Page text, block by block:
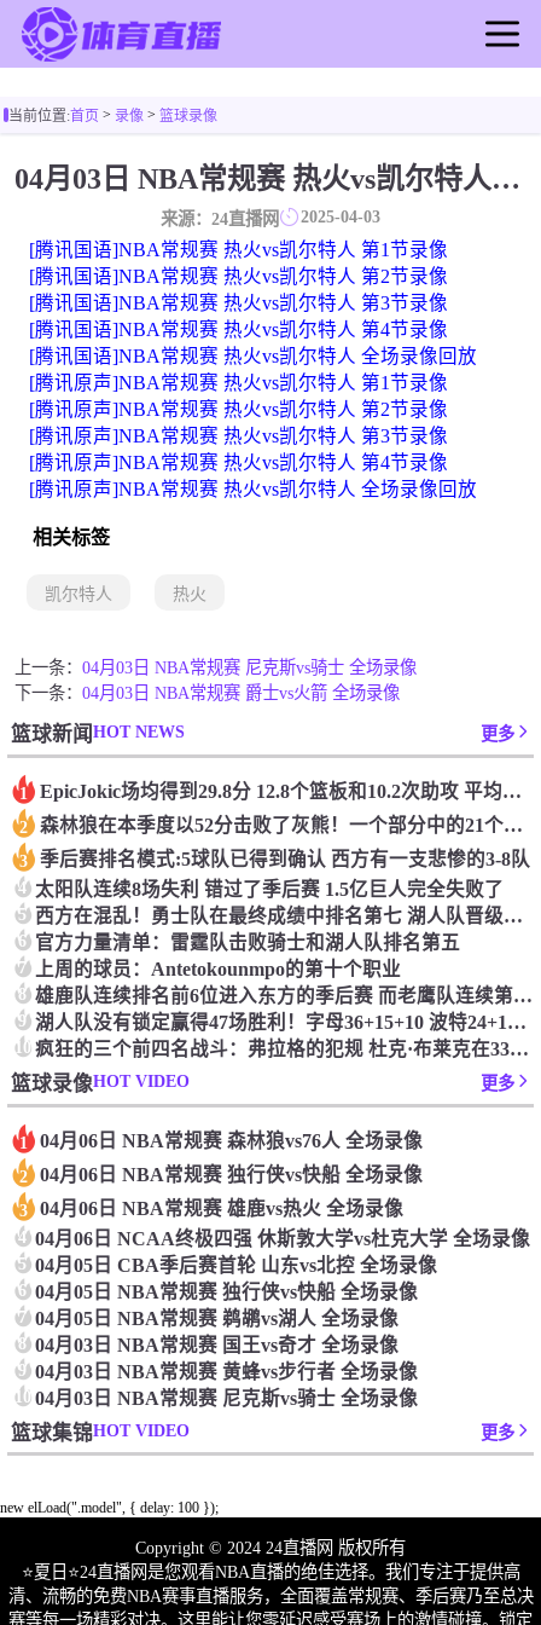
足球直播
足球录像
足球新闻
篮球新闻
当前位置:首页> 录像 > 篮球录像
04月03日 NBA常规赛 热火vs凯尔特人 全场录像
来源：24直播网 2025-04-03
[腾讯国语]NBA常规赛 热火vs凯尔特人 第1节录像
[腾讯国语]NBA常规赛 热火vs凯尔特人 第2节录像
[腾讯国语]NBA常规赛 热火vs凯尔特人 第3节录像
[腾讯国语]NBA常规赛 热火vs凯尔特人 第4节录像
[腾讯国语]NBA常规赛 热火vs凯尔特人 全场录像回放
[腾讯原声]NBA常规赛 热火vs凯尔特人 第1节录像
[腾讯原声]NBA常规赛 热火vs凯尔特人 第2节录像
[腾讯原声]NBA常规赛 热火vs凯尔特人 第3节录像
[腾讯原声]NBA常规赛 热火vs凯尔特人 第4节录像
[腾讯原声]NBA常规赛 热火vs凯尔特人 全场录像回放
相关标签
凯尔特人 热火
上一条： 04月03日 NBA常规赛 尼克斯vs骑士 全场录像
下一条： 04月03日 NBA常规赛 爵士vs火箭 全场录像
篮球新闻HOT NEWS 更多
1 Epic️Jokic场均得到29.8分 12.8个篮板和10.2次助攻 平均三双很容易吗？
2 森林狼在本季度以52分击败了灰熊！一个部分中的21个中有18个！骑着摇头丸的战士第六 湖船不舒服
3 季后赛排名模式:5球队已得到确认 西方有一支悲惨的3-8队
4 太阳队连续8场失利 错过了季后赛 1.5亿巨人完全失败了
5 西方在混乱！勇士队在最终成绩中排名第七 湖人队晋级季后赛 火箭向快船送了礼物
6 官方力量清单：雷霆队击败骑士和湖人队排名第五
7 上周的球员：Antetokounmpo的第十个职业
8 雄鹿队连续排名前6位进入东方的季后赛 而老鹰队连续第四年在季后赛中踢球
9 湖人队没有锁定赢得47场胜利！字母36+15+10 波特24+12+8 42胜利以锁定季后赛
10 疯狂的三个前四名战斗：弗拉格的犯规 杜克·布莱克在33秒的惊喜中出现了
篮球录像HOT VIDEO 更多
1 04月06日 NBA常规赛 森林狼vs76人 全场录像
2 04月06日 NBA常规赛 独行侠vs快船 全场录像
3 04月06日 NBA常规赛 雄鹿vs热火 全场录像
4 04月06日 NCAA终极四强 休斯敦大学vs杜克大学 全场录像
5 04月05日 CBA季后赛首轮 山东vs北控 全场录像
6 04月05日 NBA常规赛 独行侠vs快船 全场录像
7 04月05日 NBA常规赛 鹈鹕vs湖人 全场录像
8 04月03日 NBA常规赛 国王vs奇才 全场录像
9 04月03日 NBA常规赛 黄蜂vs步行者 全场录像
1004月03日 NBA常规赛 尼克斯vs骑士 全场录像
篮球集锦HOT VIDEO 更多
new elLoad(".model", { delay: 100 });
Copyright © 2024 24直播网 版权所有
⭐️夏日⭐24直播网是您观看NBA直播的绝佳选择。我们专注于提供高
清、流畅的免费NBA赛事直播服务，全面覆盖常规赛、季后赛乃至总决
赛等每一场精彩对决。这里能让您零延迟感受赛场上的激情碰撞。锁定